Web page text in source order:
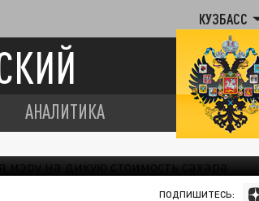
КУЗБАСС
АНАЛИТИКА
ПОДПИШИТЕСЬ: